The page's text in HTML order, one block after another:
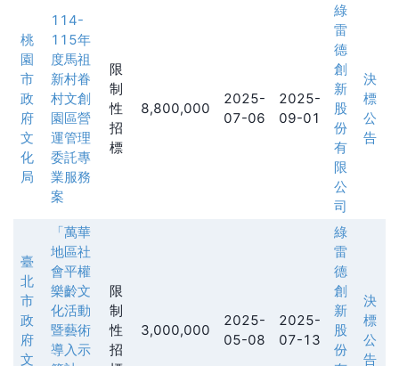
桃
園
市
政
府
文
化
局
114-
115年
度馬祖
新村眷
村文創
園區營
運管理
委託專
業服務
案
限
制
性
招
標
8,800,000
2025-
07-06
2025-
09-01
綠
雷
德
創
新
股
份
有
限
公
司
決
標
公
告
臺
北
市
政
府
文
「萬華
地區社
會平權
樂齡文
化活動
暨藝術
導入示
限
制
性
招
3,000,000
2025-
05-08
2025-
07-13
綠
雷
德
創
新
股
份
決
標
公
告